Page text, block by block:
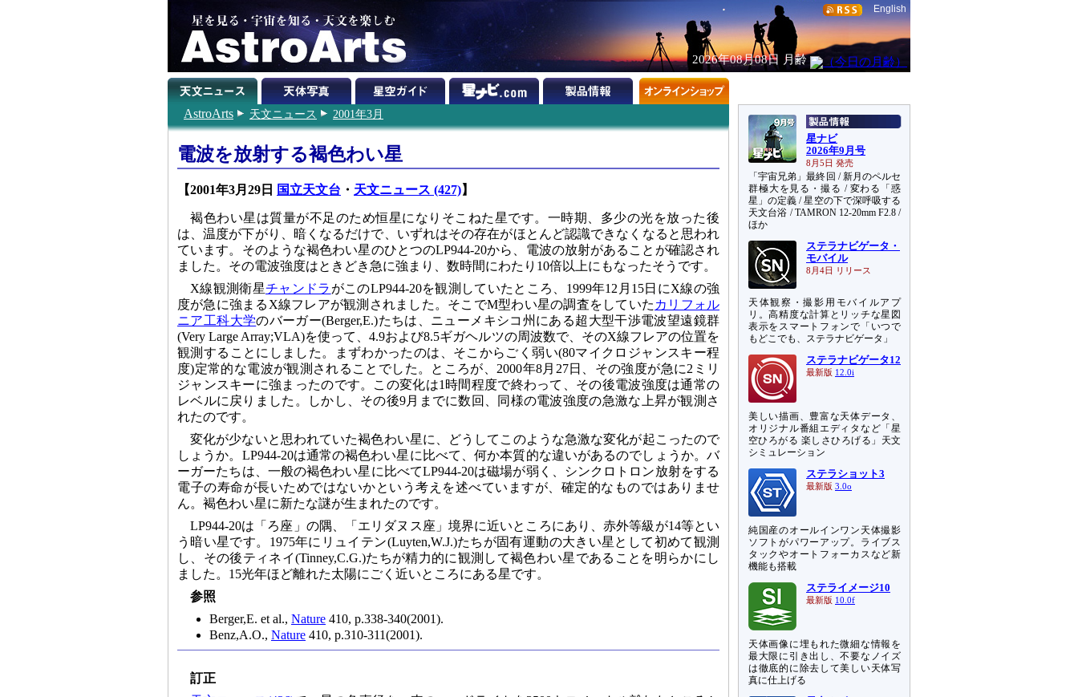
English
2026年08月08日 月齢
AstroArts 天文ニュース 2001年3月
電波を放射する褐色わい星
【2001年3月29日 国立天文台 ・ 天文ニュース (427)】
褐色わい星は質量が不足のため恒星になりそこねた星です。一時期、多少の光を放った後
は、温度が下がり、暗くなるだけで、いずれはその存在がほとんど認識できなくなると思われ
ています。そのような褐色わい星のひとつのLP944-20から、電波の放射があることが確認され
ました。その電波強度はときどき急に強まり、数時間にわたり10倍以上にもなったそうです。
X線観測衛星チャンドラ がこのLP944-20を観測していたところ、1999年12月15日にX線の強
度が急に強まるX線フレアが観測されました。そこでM型わい星の調査をしていた カリフォル
ニア工科大学のバーガー(Berger,E.)たちは、ニューメキシコ州にある超大型干渉電波望遠鏡群
(Very Large Array;VLA)を使って、4.9および8.5ギガヘルツの周波数で、そのX線フレアの位置を
観測することにしました。まずわかったのは、そこからごく弱い(80マイクロジャンスキー程
度)定常的な電波が観測されることでした。ところが、2000年8月27日、その強度が急に2ミリ
ジャンスキーに強まったのです。この変化は1時間程度で終わって、その後電波強度は通常の
レベルに戻りました。しかし、その後9月までに数回、同様の電波強度の急激な上昇が観測さ
れたのです。
変化が少ないと思われていた褐色わい星に、どうしてこのような急激な変化が起こったので
しょうか。LP944-20は通常の褐色わい星に比べて、何か本質的な違いがあるのでしょうか。バ
ーガーたちは、一般の褐色わい星に比べてLP944-20は磁場が弱く、シンクロトロン放射をする
電子の寿命が長いためではないかという考えを述べていますが、確定的なものではありませ
ん。褐色わい星に新たな謎が生まれたのです。
LP944-20は「ろ座」の隅、「エリダヌス座」境界に近いところにあり、赤外等級が14等とい
う暗い星です。1975年にリュイテン(Luyten,W.J.)たちが固有運動の大きい星として初めて観測
し、その後ティネイ(Tinney,C.G.)たちが精力的に観測して褐色わい星であることを明らかにし
ました。15光年ほど離れた太陽にごく近いところにある星です。
参照
Berger,E. et al., Nature 410, p.338-340(2001).
Benz,A.O., Nature 410, p.310-311(2001).
訂正
星ナビ
2026年9月号
8月5日 発売
「宇宙兄弟」最終回 / 新月のペルセ
群極大を見る・撮る / 変わる「惑
星」の定義 / 星空の下で深呼吸する
天文台浴 / TAMRON 12-20mm F2.8 /
ほか
ステラナビゲータ・
モバイル
8月4日 リリース
天体観察・撮影用モバイルアプ
リ。高精度な計算とリッチな星図
表示をスマートフォンで「いつで
もどこでも、ステラナビゲータ」
ステラナビゲータ12
最新版 12.0i
美しい描画、豊富な天体データ、
オリジナル番組エディタなど「星
空ひろがる 楽しさひろげる」天文
シミュレーション
ステラショット3
最新版 3.0o
純国産のオールインワン天体撮影
ソフトがパワーアップ。ライブス
タックやオートフォーカスなど新
機能も搭載
ステライメージ10
最新版 10.0f
天体画像に埋もれた微細な情報を
最大限に引き出し、不要なノイズ
は徹底的に除去して美しい天体写
真に仕上げる